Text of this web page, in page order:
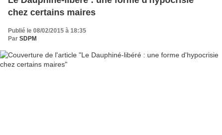
chez certains maires
Publié le 08/02/2015 à 18:35
Par SDPM